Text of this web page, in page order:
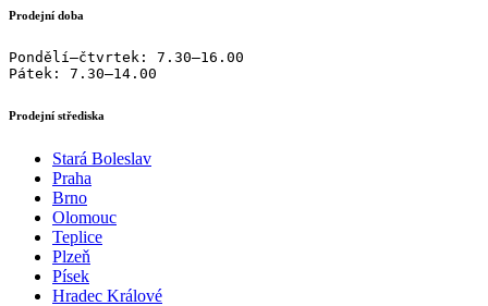
Prodejní doba
Pondělí–čtvrtek: 7.30–16.00
Pátek: 7.30–14.00
Prodejní střediska
Stará Boleslav
Praha
Brno
Olomouc
Teplice
Plzeň
Písek
Hradec Králové